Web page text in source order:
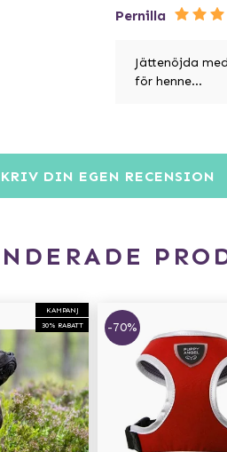
Pernilla
Jättenöjda
för henne...
DIN EGEN RECENSION
KAMPANJ
30% RABATT
-70%